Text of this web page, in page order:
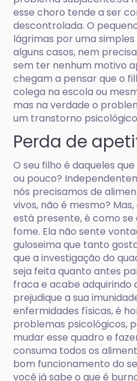
esse choro tende a ser
descontrolada. O
lágrimas por uma
alguns casos, nem
sem ter nenhum motivo
chegam a pensar que o
colega na escola ou
mas na verdade o
um transtorno
Perda de
O seu filho é daqueles
ou pouco?
nós precisamos de
vivos, não é mesmo?
está presente, é como
fome. Ela não sente
guloseima que tanto
que a investigação do
seja feita quanto antes
fraca e acabe adquirindo
prejudique a sua
enfermidades físicas, é
problemas psicológicos,
mudar esse quadro e
consuma todos os
bom funcionamento do
você já sabe o que é